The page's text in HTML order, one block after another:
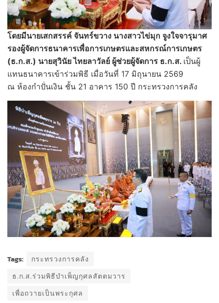
โดยมีนายเสกสรรค์ จันทร์ขวาง นางสาวไข่มุก จูงใจจารุมาศ
รองผู้จัดการธนาคารเพื่อการเกษตรและสหกรณ์การเกษตร
(ธ.ก.ส.) นายสุวินัย ไทยลาวัลย์ ผู้ช่วยผู้จัดการ ธ.ก.ส. เป็นผู้
แทนธนาคารเข้าร่วมพิธี เมื่อวันที่ 17 มิถุนายน 2569
ณ ห้องกำปั่นเงิน ชั้น 21 อาคาร 150 ปี กระทรวงการคลัง
Tags:
กระทรวงการคลัง
ธ.ก.ส.ร่วมพิธีบำเพ็ญกุศลสัตตมวาร
เพื่อถวายเป็นพระกุศล